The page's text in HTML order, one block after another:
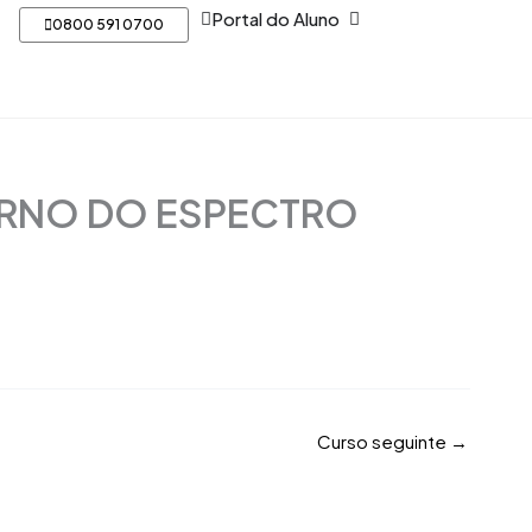
0800 591 0700 Portal do Aluno Open Portal do Aluno
DO ESPECTRO
Curso seguinte →